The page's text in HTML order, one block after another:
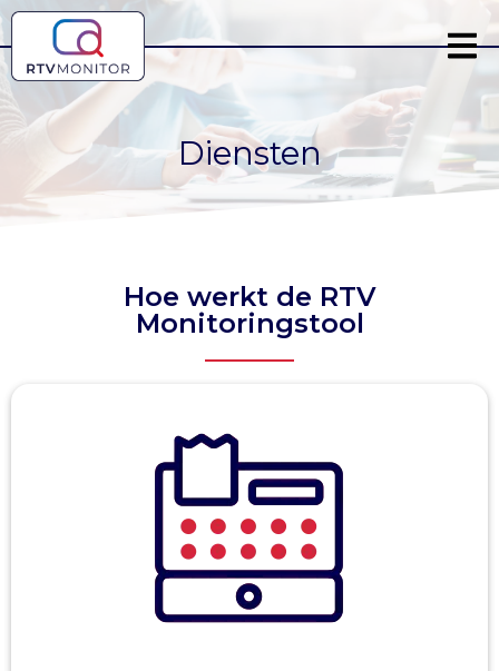
Diensten
Hoe werkt de RTV
Monitoringstool